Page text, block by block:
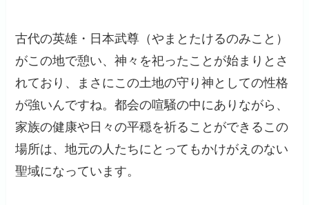
古代の英雄・日本武尊（やまとたけるのみこと）
がこの地で憩い、神々を祀ったことが始まりとさ
れており、まさにこの土地の守り神としての性格
が強いんですね。都会の喧騒の中にありながら、
家族の健康や日々の平穏を祈ることができるこの
場所は、地元の人たちにとってもかけがえのない
聖域になっています。